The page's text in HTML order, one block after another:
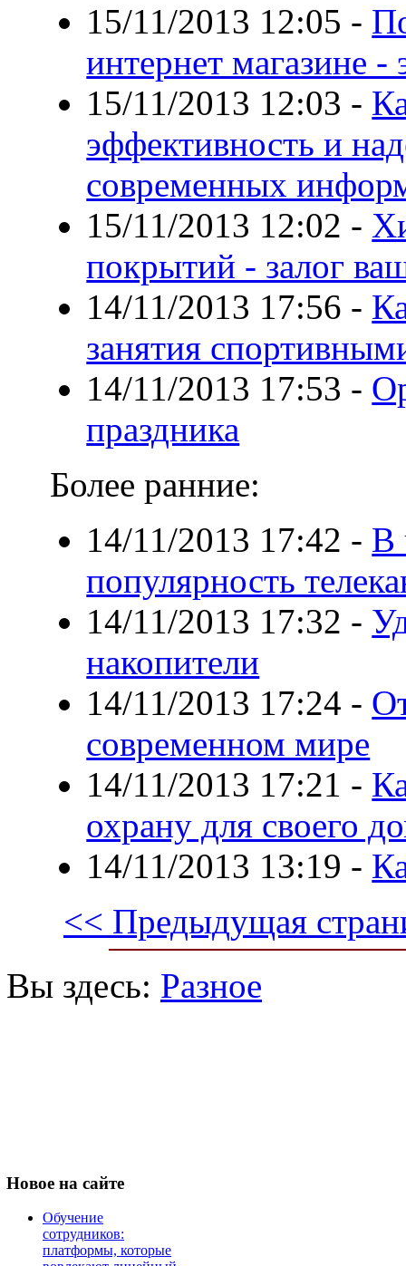
15/11/2013 12:05 -
интернет магазине
15/11/2013 12:03 -
эффективность и
современных
15/11/2013 12:02 -
покрытий - залог
14/11/2013 17:56 -
занятия
14/11/2013 17:53 -
праздника
Более ранние:
14/11/2013 17:42 - В
популярность
14/11/2013 17:32 -
накопители
14/11/2013 17:24 -
современном мире
14/11/2013 17:21 -
охрану для своего
14/11/2013 13:19 -
<< Предыдущая
Вы здесь: Разное
Новое на сайте
Обучение
сотрудников:
платформы, которые